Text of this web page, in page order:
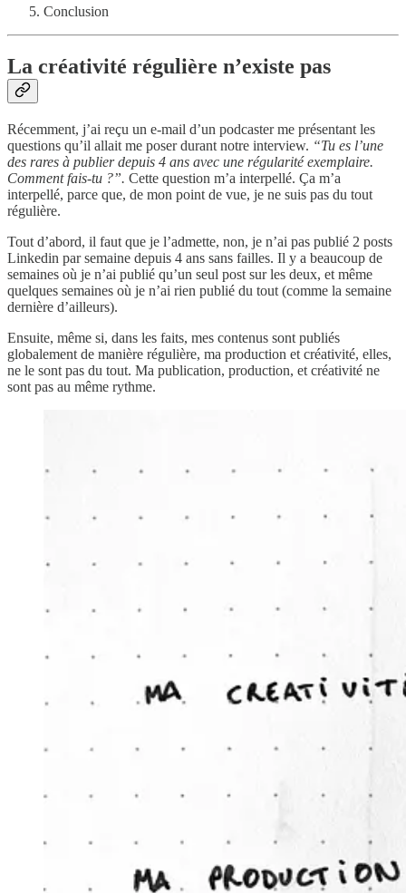
Conclusion
La créativité régulière n’existe pas
Récemment, j’ai reçu un e-mail d’un podcaster me présentant les
questions qu’il allait me poser durant notre interview. “Tu es l’une
des rares à publier depuis 4 ans avec une régularité exemplaire.
Comment fais-tu ?”. Cette question m’a interpellé. Ça m’a
interpellé, parce que, de mon point de vue, je ne suis pas du tout
régulière.
Tout d’abord, il faut que je l’admette, non, je n’ai pas publié 2 posts
Linkedin par semaine depuis 4 ans sans failles. Il y a beaucoup de
semaines où je n’ai publié qu’un seul post sur les deux, et même
quelques semaines où je n’ai rien publié du tout (comme la semaine
dernière d’ailleurs).
Ensuite, même si, dans les faits, mes contenus sont publiés
globalement de manière régulière, ma production et créativité, elles,
ne le sont pas du tout. Ma publication, production, et créativité ne
sont pas au même rythme.